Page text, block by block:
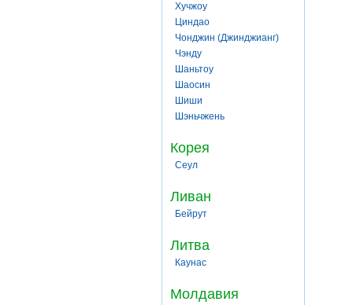
Хучжоу
Циндао
Чонджин (Джинджианг)
Чэнду
Шаньтоу
Шаосин
Шиши
Шэньчжень
Корея
Сеул
Ливан
Бейрут
Литва
Каунас
Молдавия